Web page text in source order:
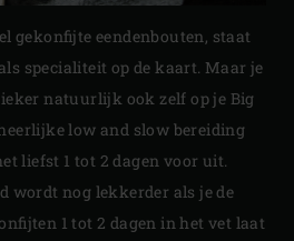
gekonfijte eendenbouten, staat
specialiteit op de kaart. Maar je
natuurlijk ook zelf op je Big
low and slow bereiding
liefst 1 tot 2 dagen voor uit.
wordt nog lekkerder als je de
1 tot 2 dagen in het vet laat